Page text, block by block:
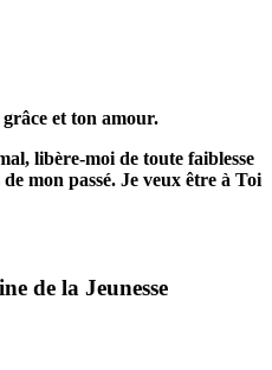
et ton amour.
libère-moi de toute faiblesse
mon passé. Je veux être à Toi
de la Jeunesse